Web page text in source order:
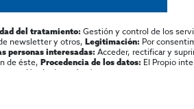
del tratamiento: Gestión y control de los
newsletter y otros, Legitimación: Por
personas interesadas: Acceder, rectificar y
de éste, Procedencia de los datos: El Propio
de datos
Aquí.